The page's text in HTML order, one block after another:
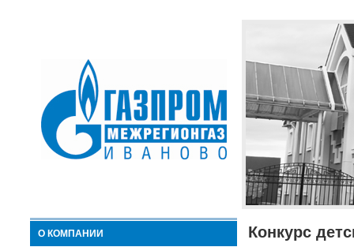
О КОМПАНИИ Конкурс